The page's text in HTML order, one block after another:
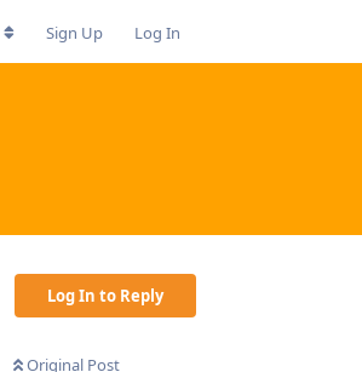
Sign Up Log In
Log In to Reply
Original Post